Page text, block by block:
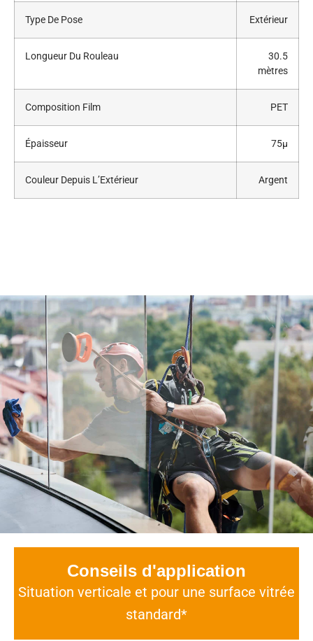
Type De Pose Extérieur
Longueur Du Rouleau
30.5
mètres
Composition Film PET
Épaisseur 75μ
Couleur Depuis L’Extérieur Argent
Conseils d'application
Situation verticale et pour une surface vitrée
standard*